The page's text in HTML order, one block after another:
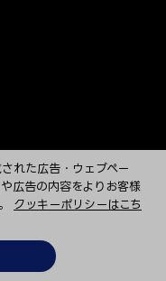
れた広告・ウェブペー
広告の内容をよりお客様
クッキーポリシーはこち